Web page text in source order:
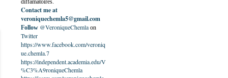
diffamatoires.
Contact me at
veroniquechemla5@gmail.com
Follow @VeroniqueChemlaon
Twitter
https://www.facebook.com/veroniq
ue.chemla.7
https://independent.academia.edu/V
%C3%A9roniqueChemla